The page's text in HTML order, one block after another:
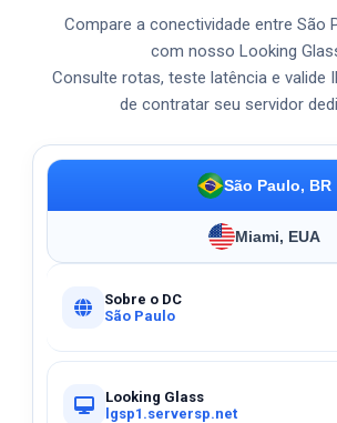
Compare a conectividade entre São
com nosso Looking
Consulte rotas, teste latência e valide
de contratar seu servidor
São Paulo, BR
Miami, EUA
Sobre o DC
São Paulo
Looking Glass
lgsp1.serversp.net